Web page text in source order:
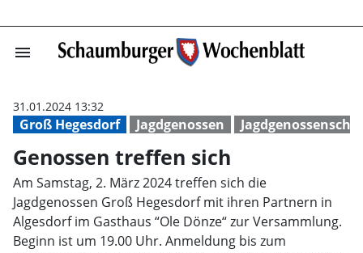
menu Genossen
Groß Hegesdorf Jagdgenossen
31.01.2024 13:32
Genossen treffen sich
Am Samstag, 2. März 2024 treffen sich die
Jagdgenossen Groß Hegesdorf mit ihren Partnern in
Algesdorf im Gasthaus “Ole Dönze“ zur Versammlung.
Beginn ist um 19.00 Uhr. Anmeldung bis zum